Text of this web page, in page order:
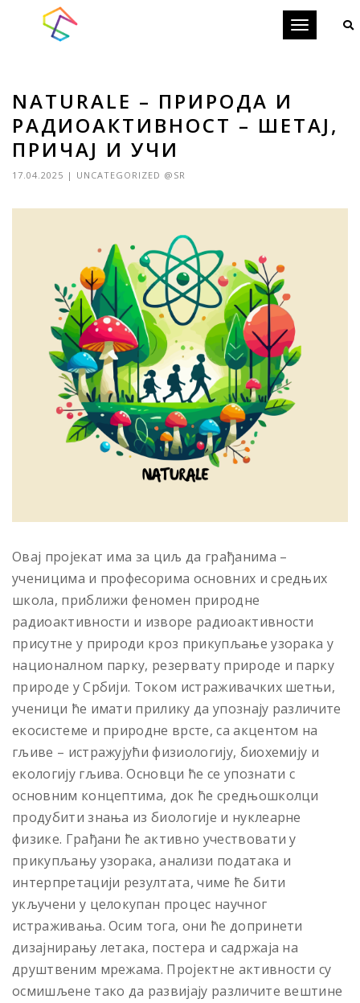
Toggle
NATURALE – ПРИРОДА И
РАДИОАКТИВНОСТ – ШЕТАЈ,
ПРИЧАЈ И УЧИ
17.04.2025 | UNCATEGORIZED @SR
Овај пројекат има за циљ да грађанима –
ученицима и професорима основних и средњих
школа, приближи феномен природне
радиоактивности и изворе радиоактивности
присутнe у природи кроз прикупљање узорака у
националном парку, резервату природе и парку
природе у Србији. Током истраживачких шетњи,
ученици ће имати прилику да упознају различите
екосистеме и природне врсте, са акцентом на
гљиве – истражујући физиологију, биохемију и
екологију гљива. Основци ће се упознати с
основним концептима, док ће средњошколци
продубити знања из биологије и нуклеарне
физике. Грађани ће активно учествовати у
прикупљању узорака, анализи података и
интерпретацији резултата, чиме ће бити
укључени у целокупан процес научног
истраживања. Осим тога, они ће допринети
дизајнирању летака, постера и садржаја на
друштвеним мрежама. Пројектне активности су
осмишљене тако да развијају различите вештине